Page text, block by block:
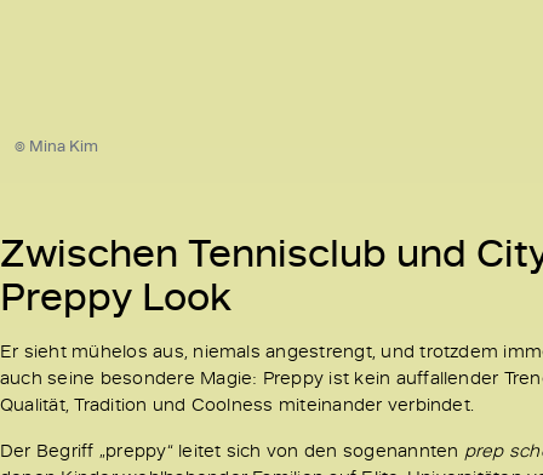
© Mina Kim
Zwischen Tennisclub und
Preppy Look
Er sieht mühelos aus, niemals angestrengt, und trotzdem
auch seine besondere Magie: Preppy ist kein auffallender
Qualität, Tradition und Coolness miteinander verbindet.
Der Begriff „preppy“ leitet sich von den sogenannten prep